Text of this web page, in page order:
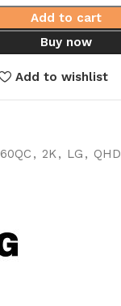
Add to cart
Buy now
Add to wishlist
, 2K, LG , QHD